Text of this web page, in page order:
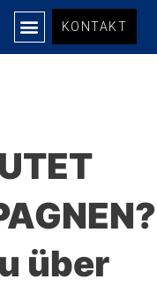
KONTAKT
über